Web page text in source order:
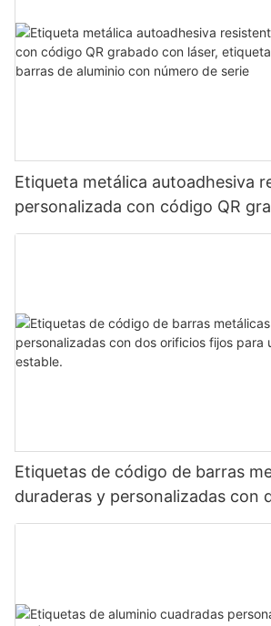
Etiqueta metálica autoadhesiva
personalizada con código QR
etiqueta de código de barras de
Etiquetas de código de barras
duraderas y personalizadas con
fijos para un reconocimiento